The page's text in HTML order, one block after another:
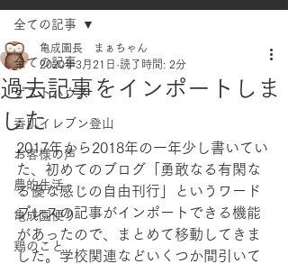
全ての記事
ゲストハウス
香肌イレブン登山
お客様の声
農的生活
亀成園便り
鶏のこと
全ての記事
過去記事をインポートしま
した
亀成園長 まぁちゃん
2020年3月21日 読了時間: 2分
2017年から2018年の一年少し書いてい
た、初めてのブログ「勇敢なる有閑な
る優な感じの自由刊行」というワード
プレスの記事がインポートできる機能
があったので、まとめて移動してきま
した。学校関連などいくつか間引いて